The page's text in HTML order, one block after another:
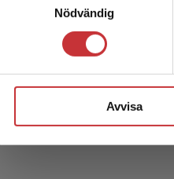
Nödvändig
Avvisa